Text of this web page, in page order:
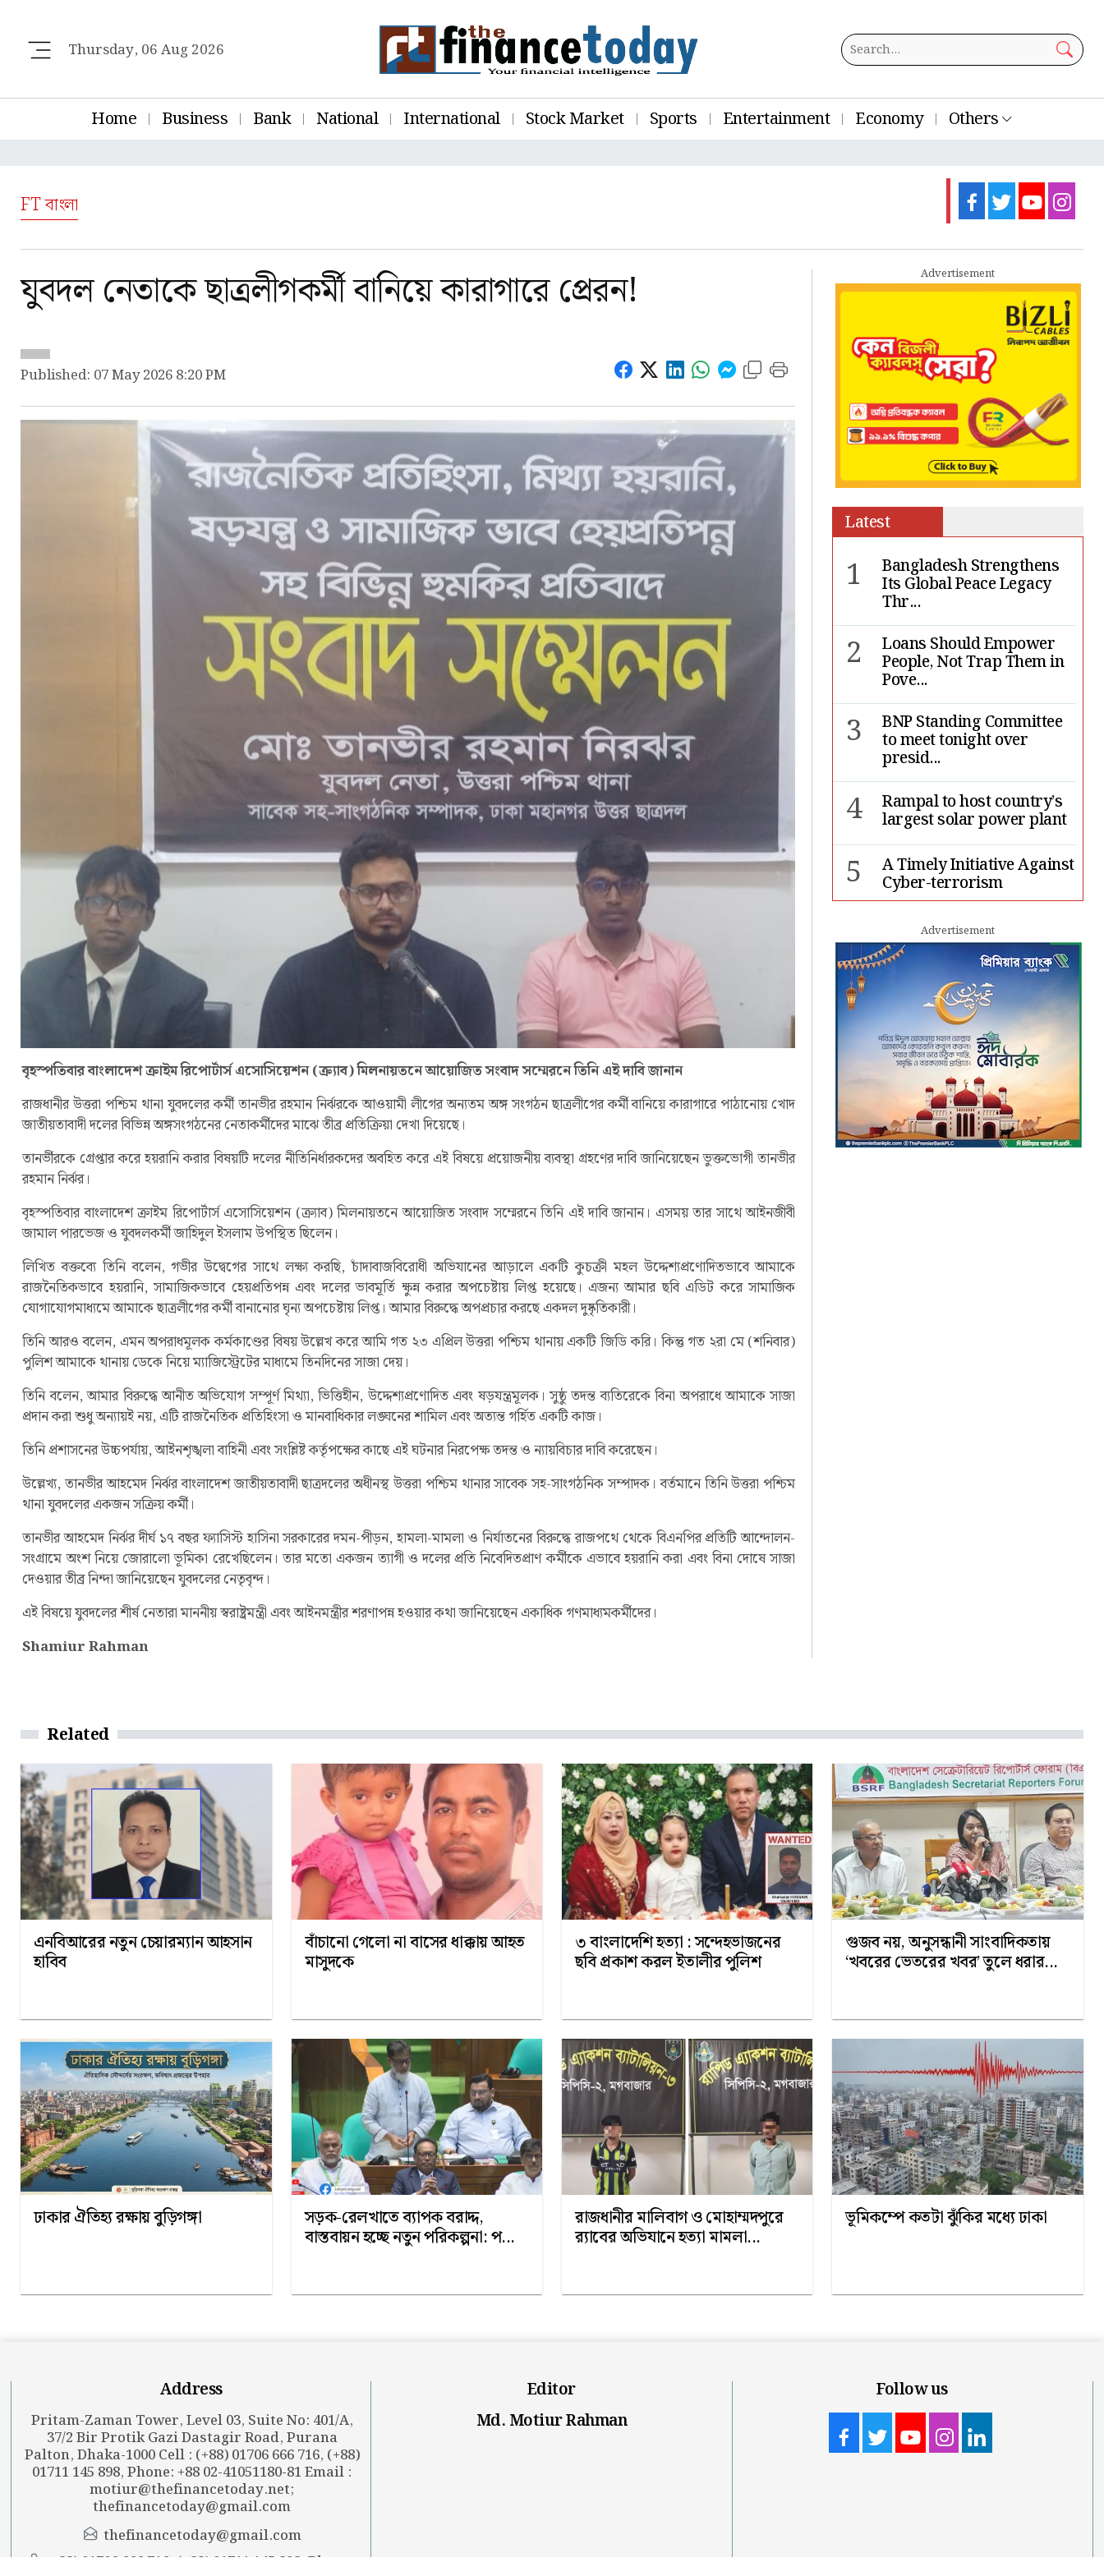
Thursday, 06 Aug 2026
Home Business Bank National International Stock Market Sports Entertainment Economy Others
FT বাংলা
যুবদল নেতাকে ছাত্রলীগকর্মী বানিয়ে কারাগারে প্রেরন!
Published: 07 May 2026 8:20 PM
বৃহস্পতিবার বাংলাদেশ ক্রাইম রিপোর্টার্স এসোসিয়েশন (ক্র্যাব) মিলনায়তনে আয়োজিত সংবাদ সম্মেরনে তিনি এই দাবি জানান
রাজধানীর উত্তরা পশ্চিম থানা যুবদলের কর্মী তানভীর রহমান নির্ঝরকে আওয়ামী লীগের অন্যতম অঙ্গ সংগঠন ছাত্রলীগের কর্মী বানিয়ে কারাগারে পাঠানোয় খোদ
জাতীয়তাবাদী দলের বিভিন্ন অঙ্গসংগঠনের নেতাকর্মীদের মাঝে তীব্র প্রতিক্রিয়া দেখা দিয়েছে।
তানর্ভীরকে গ্রেপ্তার করে হয়রানি করার বিষয়টি দলের নীতিনির্ধারকদের অবহিত করে এই বিষয়ে প্রয়োজনীয় ব্যবস্থা গ্রহণের দাবি জানিয়েছেন ভুক্তভোগী তানভীর
রহমান নির্ঝর।
বৃহস্পতিবার বাংলাদেশ ক্রাইম রিপোর্টার্স এসোসিয়েশন (ক্র্যাব) মিলনায়তনে আয়োজিত সংবাদ সম্মেরনে তিনি এই দাবি জানান। এসময় তার সাথে আইনজীবী
জামাল পারভেজ ও যুবদলকর্মী জাহিদুল ইসলাম উপস্থিত ছিলেন।
লিখিত বক্তব্যে তিনি বলেন, গভীর উদ্বেগের সাথে লক্ষ্য করছি, চাঁদাবাজবিরোধী অভিযানের আড়ালে একটি কুচক্রী মহল উদ্দেশ্যপ্রণোদিতভাবে আমাকে
রাজনৈতিকভাবে হয়রানি, সামাজিকভাবে হেয়প্রতিপন্ন এবং দলের ভাবমূর্তি ক্ষুন্ন করার অপচেষ্টায় লিপ্ত হয়েছে। এজন্য আমার ছবি এডিট করে সামাজিক
যোগাযোগমাধ্যমে আমাকে ছাত্রলীগের কর্মী বানানোর ঘৃন্য অপচেষ্টায় লিপ্ত। আমার বিরুদ্ধে অপপ্রচার করছে একদল দুষ্কৃতিকারী।
তিনি আরও বলেন, এমন অপরাধমূলক কর্মকাণ্ডের বিষয় উল্লেখ করে আমি গত ২৩ এপ্রিল উত্তরা পশ্চিম থানায় একটি জিডি করি। কিন্তু গত ২রা মে (শনিবার)
পুলিশ আমাকে থানায় ডেকে নিয়ে ম্যাজিস্ট্রেটের মাধ্যমে তিনদিনের সাজা দেয়।
তিনি বলেন, আমার বিরুদ্ধে আনীত অভিযোগ সম্পূর্ণ মিথ্যা, ভিত্তিহীন, উদ্দেশ্যপ্রণোদিত এবং ষড়যন্ত্রমূলক। সুষ্ঠু তদন্ত ব্যতিরেকে বিনা অপরাধে আমাকে সাজা
প্রদান করা শুধু অন্যায়ই নয়, এটি রাজনৈতিক প্রতিহিংসা ও মানবাধিকার লঙ্ঘনের শামিল এবং অত্যন্ত গর্হিত একটি কাজ।
তিনি প্রশাসনের উচ্চপর্যায়, আইনশৃঙ্খলা বাহিনী এবং সংশ্লিষ্ট কর্তৃপক্ষের কাছে এই ঘটনার নিরপেক্ষ তদন্ত ও ন্যায়বিচার দাবি করেছেন।
উল্লেখ্য, তানভীর আহমেদ নির্ঝর বাংলাদেশ জাতীয়তাবাদী ছাত্রদলের অধীনস্থ উত্তরা পশ্চিম থানার সাবেক সহ-সাংগঠনিক সম্পাদক। বর্তমানে তিনি উত্তরা পশ্চিম
থানা যুবদলের একজন সক্রিয় কর্মী।
তানভীর আহমেদ নির্ঝর দীর্ঘ ১৭ বছর ফ্যাসিস্ট হাসিনা সরকারের দমন-পীড়ন, হামলা-মামলা ও নির্যাতনের বিরুদ্ধে রাজপথে থেকে বিএনপির প্রতিটি আন্দোলন-
সংগ্রামে অংশ নিয়ে জোরালো ভূমিকা রেখেছিলেন। তার মতো একজন ত্যাগী ও দলের প্রতি নিবেদিতপ্রাণ কর্মীকে এভাবে হয়রানি করা এবং বিনা দোষে সাজা
দেওয়ার তীব্র নিন্দা জানিয়েছেন যুবদলের নেতৃবৃন্দ।
এই বিষয়ে যুবদলের শীর্ষ নেতারা মাননীয় স্বরাষ্ট্রমন্ত্রী এবং আইনমন্ত্রীর শরণাপন্ন হওয়ার কথা জানিয়েছেন একাধিক গণমাধ্যমকর্মীদের।
Shamiur Rahman
Advertisement
Latest
1 Bangladesh Strengthens
Its Global Peace Legacy
Thr...
2 Loans Should Empower
People, Not Trap Them in
Pove...
3 BNP Standing Committee
to meet tonight over
presid...
4 Rampal to host country’s
largest solar power plant
5 A Timely Initiative Against
Cyber-terrorism
6 Rape cases jump 33pc,
suicides 65pc in July: MSF
7 Sergio Gor, Dinesh Trivedi
hold meeting in Dhaka
Advertisement
Related
এনবিআরের নতুন চেয়ারম্যান আহসান
হাবিব
বাঁচানো গেলো না বাসের ধাক্কায় আহত
মাসুদকে
৩ বাংলাদেশি হত্যা : সন্দেহভাজনের
ছবি প্রকাশ করল ইতালীর পুলিশ
গুজব নয়, অনুসন্ধানী সাংবাদিকতায়
‘খবরের ভেতরের খবর’ তুলে ধরার...
ঢাকার ঐতিহ্য রক্ষায় বুড়িগঙ্গা সড়ক-রেলখাতে ব্যাপক বরাদ্দ,
বাস্তবায়ন হচ্ছে নতুন পরিকল্পনা: প...
রাজধানীর মালিবাগ ও মোহাম্মদপুরে
র‍্যাবের অভিযানে হত্যা মামলা...
ভূমিকম্পে কতটা ঝুঁকির মধ্যে ঢাকা
Address
Pritam-Zaman Tower, Level 03, Suite No: 401/A,
37/2 Bir Protik Gazi Dastagir Road, Purana
Palton, Dhaka-1000 Cell : (+88) 01706 666 716, (+88)
01711 145 898, Phone: +88 02-41051180-81 Email :
motiur@thefinancetoday.net;
thefinancetoday@gmail.com
thefinancetoday@gmail.com
+88) 01706 666 716, (+88) 01711 145 898, Phone:
Editor
Md. Motiur Rahman
Follow us